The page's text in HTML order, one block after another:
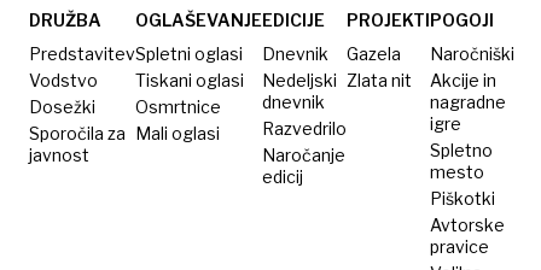
o izvoru
izdelka
na
polici v
trgovini
DRUŽBA
Predstavitev
Vodstvo
Dosežki
Sporočila za
javnost
OGLAŠEVANJE
Spletni oglasi
Tiskani oglasi
Osmrtnice
Mali oglasi
EDICIJE
Dnevnik
Nedeljski
dnevnik
Razvedrilo
Naročanje
edicij
PROJEKTI
Gazela
Zlata nit
POGOJI
Naročniški
Akcije in
nagradne
igre
Spletno
mesto
Piškotki
Avtorske
pravice